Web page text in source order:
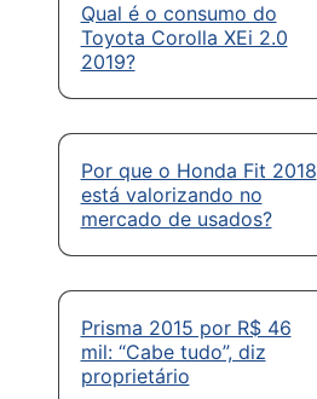
Qual é o consumo do
Toyota Corolla XEi 2.0
2019?
Por que o Honda Fit 2018
está valorizando no
mercado de usados?
Prisma 2015 por R$ 46
mil: “Cabe tudo”, diz
proprietário